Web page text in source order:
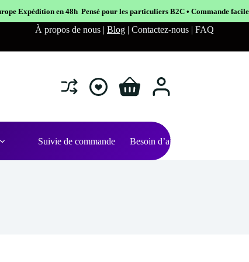
Pensé pour les particuliers B2C • Commande facile et sécurisé
À propos de nous | Blog | Contactez-nous | FAQ
Shopping
Suivie de commande Besoin d’aide ?